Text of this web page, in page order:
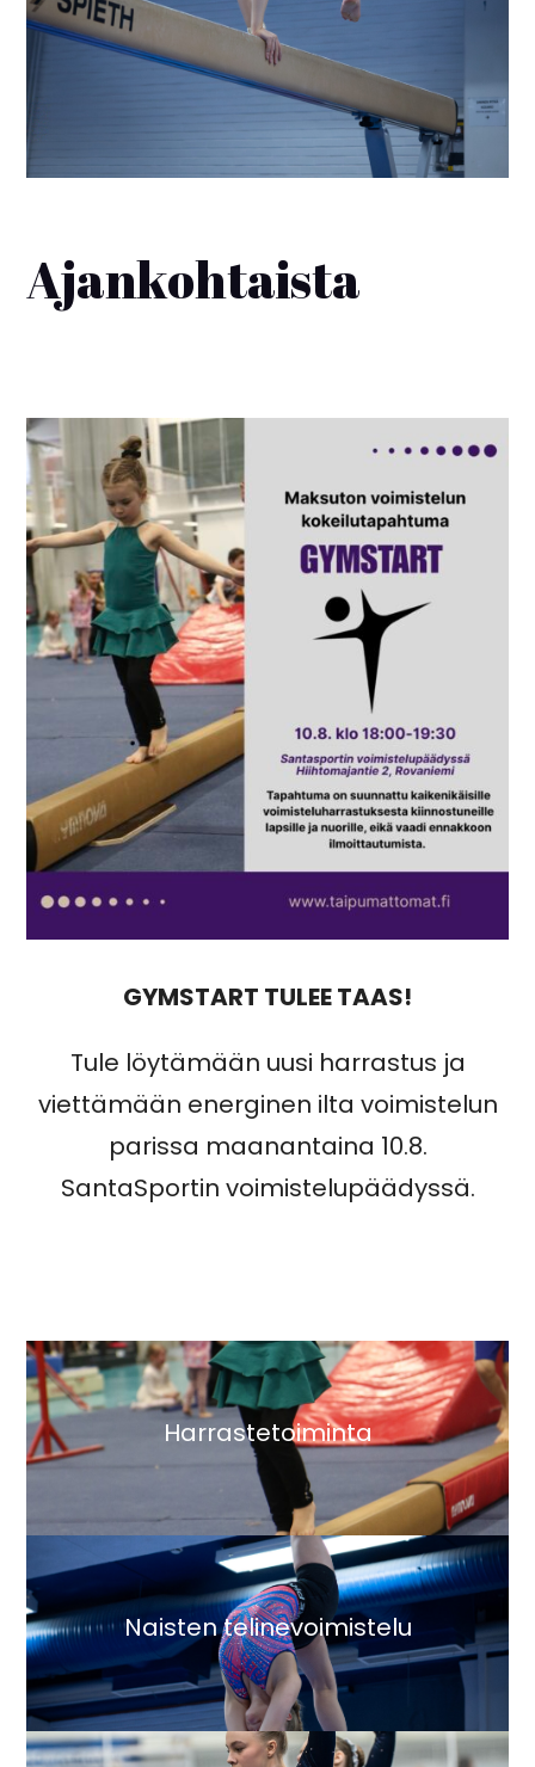
Ajankohtaista
GYMSTART TULEE TAAS!
Tule löytämään uusi harrastus ja
viettämään energinen ilta voimistelun
parissa maanantaina 10.8.
SantaSportin voimistelupäädyssä.
Harrastetoiminta
Naisten telinevoimistelu